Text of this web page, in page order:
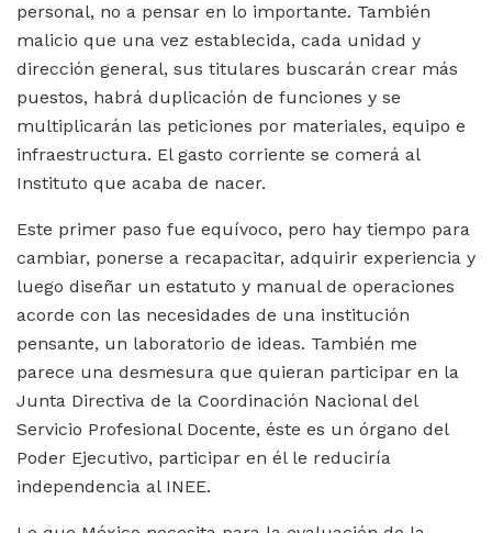
personal, no a pensar en lo importante. También
malicio que una vez establecida, cada unidad y
dirección general, sus titulares buscarán crear más
puestos, habrá duplicación de funciones y se
multiplicarán las peticiones por materiales, equipo e
infraestructura. El gasto corriente se comerá al
Instituto que acaba de nacer.
Este primer paso fue equívoco, pero hay tiempo para
cambiar, ponerse a recapacitar, adquirir experiencia y
luego diseñar un estatuto y manual de operaciones
acorde con las necesidades de una institución
pensante, un laboratorio de ideas. También me
parece una desmesura que quieran participar en la
Junta Directiva de la Coordinación Nacional del
Servicio Profesional Docente, éste es un órgano del
Poder Ejecutivo, participar en él le reduciría
independencia al INEE.